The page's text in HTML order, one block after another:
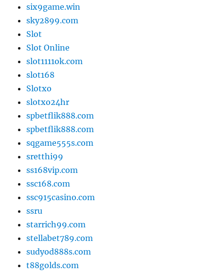
six9game.win
sky2899.com
Slot
Slot Online
slot1111ok.com
slot168
Slotxo
slotxo24hr
spbetflik888.com
spbetflik888.com
sqgame555s.com
sretthi99
ss168vip.com
ssc168.com
ssc915casino.com
ssru
starrich99.com
stellabet789.com
sudyod888s.com
t88golds.com